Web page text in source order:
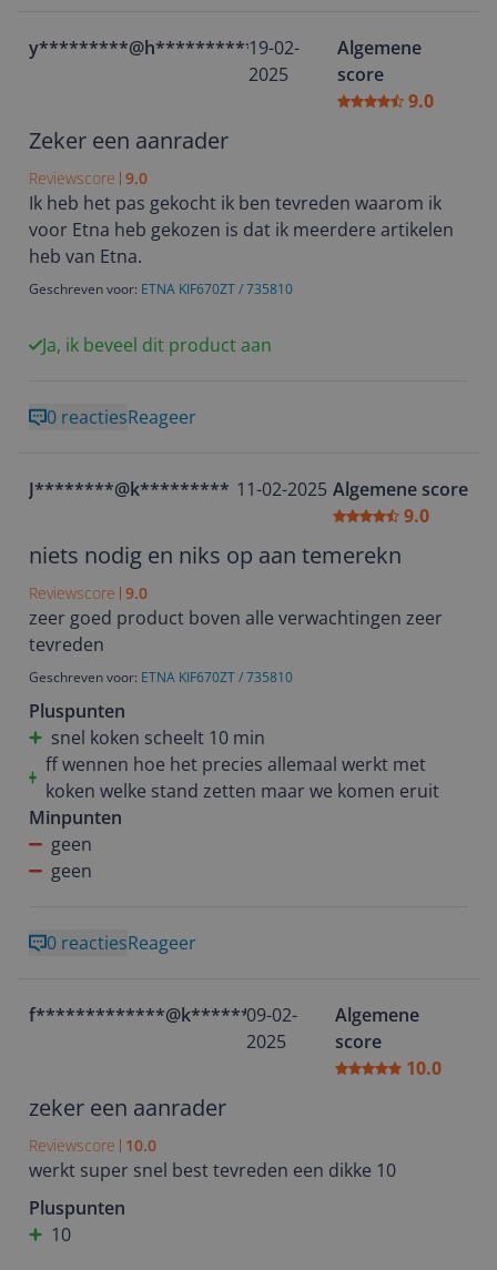
y*********@h**********19-02-
2025
Algemene
score
9.0
Zeker een aanrader
Reviewscore 9.0
Ik heb het pas gekocht ik ben tevreden waarom ik
voor Etna heb gekozen is dat ik meerdere artikelen
heb van Etna.
Geschreven voor: ETNA KIF670ZT / 735810
Ja, ik beveel dit product aan
0 reactiesReageer
J********@k********* 11-02-2025 Algemene score
9.0
niets nodig en niks op aan temerekn
Reviewscore 9.0
zeer goed product boven alle verwachtingen zeer
tevreden
Geschreven voor: ETNA KIF670ZT / 735810
Pluspunten
snel koken scheelt 10 min
ff wennen hoe het precies allemaal werkt met
koken welke stand zetten maar we komen eruit
Minpunten
geen
geen
0 reactiesReageer
f*************@k******09-02-
2025
Algemene
score
10.0
zeker een aanrader
Reviewscore 10.0
werkt super snel best tevreden een dikke 10
Pluspunten
10